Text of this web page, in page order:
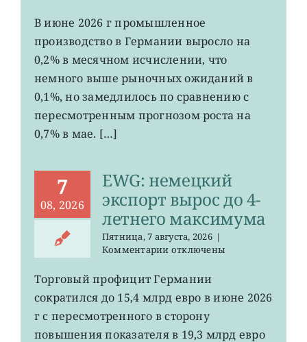
EWG:
рост
промпроизводства
Германии
до
0,2%
В июне 2026 г промышленное
производство в Германии выросло на
0,2% в месячном исчислении, что
немного выше рыночных ожиданий в
0,1%, но замедлилось по сравнению с
пересмотренным прогнозом роста на
0,7% в мае. […]
7
08, 2026
EWG: немецкий
экспорт вырос до 4-
летнего максимума
Пятница, 7 августа, 2026 |
Комментариик
EWG:
немецкий
экспорт
вырос
отключены
Торговый профицит Германии
сократился до 15,4 млрд евро в июне 2026
г с пересмотренного в сторону
повышения показателя в 19,3 млрд евро